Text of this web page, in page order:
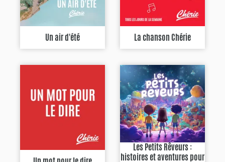
Un air d'été La chanson Chérie
Les Petits Rêveurs :
histoires et aventures pour